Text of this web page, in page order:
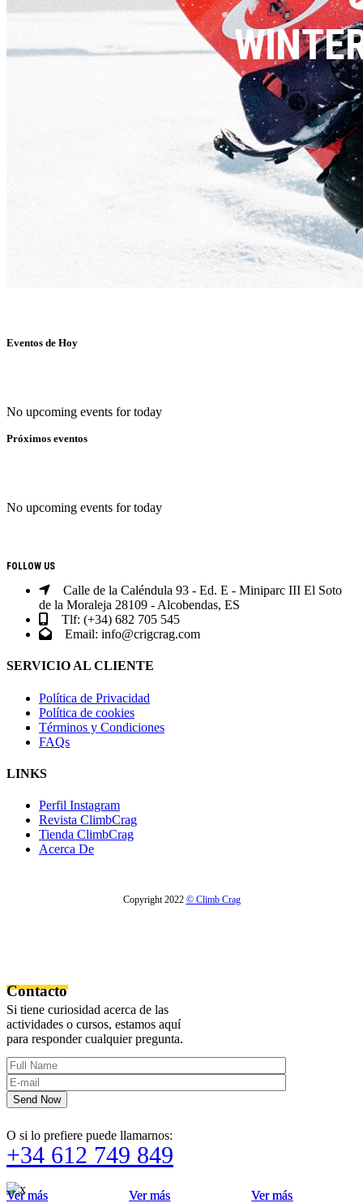
Ver más Ver más Ver más
Ver más Ver más Ver más
Eventos de Hoy
No upcoming events for today
Próximos eventos
No upcoming events for today
FOLLOW US
Calle de la Caléndula 93 - Ed. E - Miniparc III El Soto
de la Moraleja 28109 - Alcobendas, ES
Tlf: (+34) 682 705 545
Email: info@crigcrag.com
SERVICIO AL CLIENTE
Política de Privacidad
Política de cookies
Términos y Condiciones
FAQs
LINKS
Perfil Instagram
Revista ClimbCrag
Tienda ClimbCrag
Acerca De
Copyright 2022 © Climb Crag
Contacto
Si tiene curiosidad acerca de las
actividades o cursos, estamos aquí
para responder cualquier pregunta.
Send Now
O si lo prefiere puede llamarnos:
+34 612 749 849